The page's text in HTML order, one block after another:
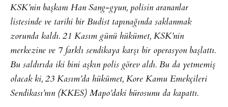
KSK’nin başkanı Han Sang-gyun, polisin arananlar
listesinde ve tarihi bir Budist tapınağında saklanmak
zorunda kaldı. 21 Kasım günü hükümet, KSK’nin
merkezine ve 7 farklı sendikaya karşı bir operasyon başlattı.
Bu saldırıda iki bini aşkın polis görev aldı. Bu da yetmemiş
olacak ki, 23 Kasım’da hükümet, Kore Kamu Emekçileri
Sendikası’nın (KKES) Mapo’daki bürosunu da kapattı.